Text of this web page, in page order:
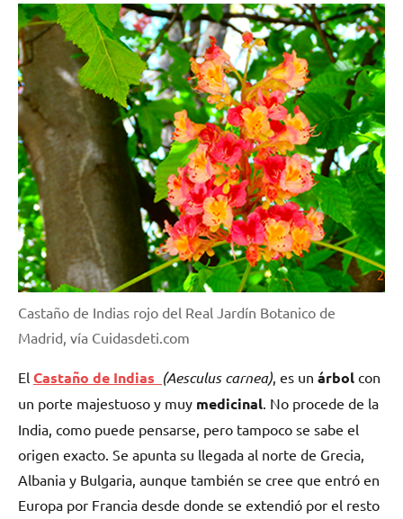
Castaño de Indias rojo del Real Jardín Botanico de
Madrid, vía Cuidasdeti.com
El Castaño de Indias (Aesculus carnea) , es un árbol con
un porte majestuoso y muy medicinal . No procede de la
India, como puede pensarse, pero tampoco se sabe el
origen exacto. Se apunta su llegada al norte de Grecia,
Albania y Bulgaria, aunque también se cree que entró en
Europa por Francia desde donde se extendió por el resto